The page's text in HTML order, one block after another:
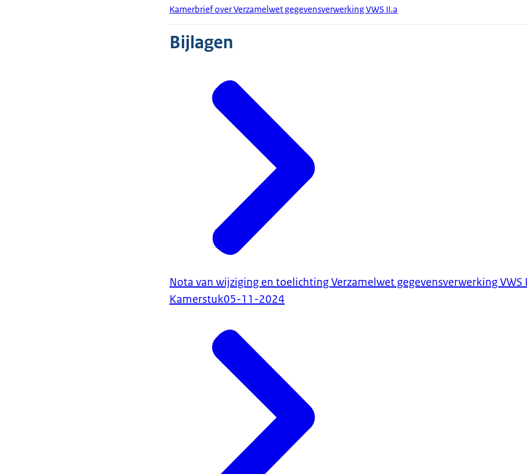
Kamerbrief over Verzamelwet gegevensverwerking VWS II.a
Bijlagen
Nota van wijziging en toelichting Verzamelwet gegevensverwerking VWS
Kamerstuk05-11-2024